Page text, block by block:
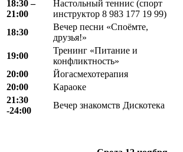
18:30 –
21:00
Настольный теннис (спорт
инструктор 8 983 177 19 99)
18:30
Вечер песни «Споёмте,
друзья!»
19:00
Тренинг «Питание и
конфликтность»
20:00
Йогасмехотерапия
20:00
Караоке
21:30
-24:00
Вечер знакомств Дискотека